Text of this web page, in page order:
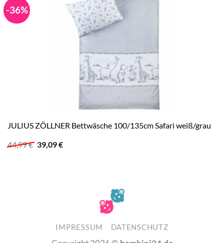
-36%
JULIUS ZÖLLNER Bettwäsche 100/135cm Safari weiß/grau
44,99€ Ursprünglicher
Preis
39,09€Aktueller
IMPRESSUM DATENSCHUTZ